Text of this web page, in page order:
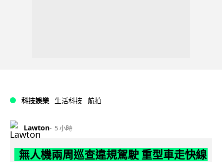
科技娛樂 生活科技 航拍
Lawton 5 小時
無人機兩周巡查違規駕駛 重型車走快線